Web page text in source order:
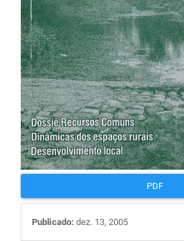
PDF
Publicado: dez. 13, 2005